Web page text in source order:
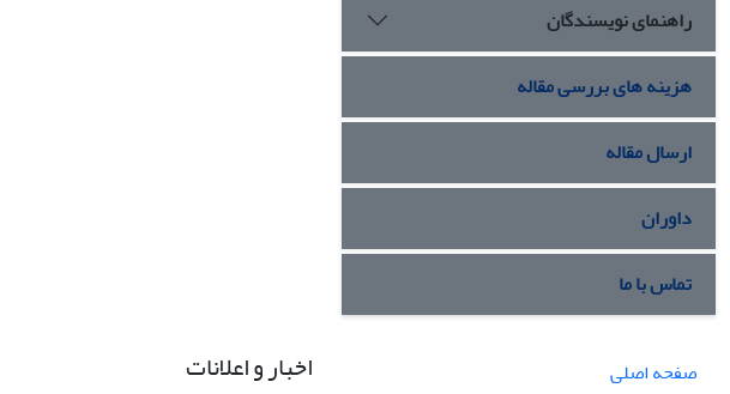
راهنمای نویسندگان
هزینه های بررسی مقاله
ارسال مقاله
داوران
تماس با ما
صفحه اصلی
اخبار و اعلانات